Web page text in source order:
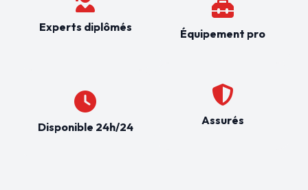
Experts diplômés
Disponible 24h/24
Équipement pro
Assurés